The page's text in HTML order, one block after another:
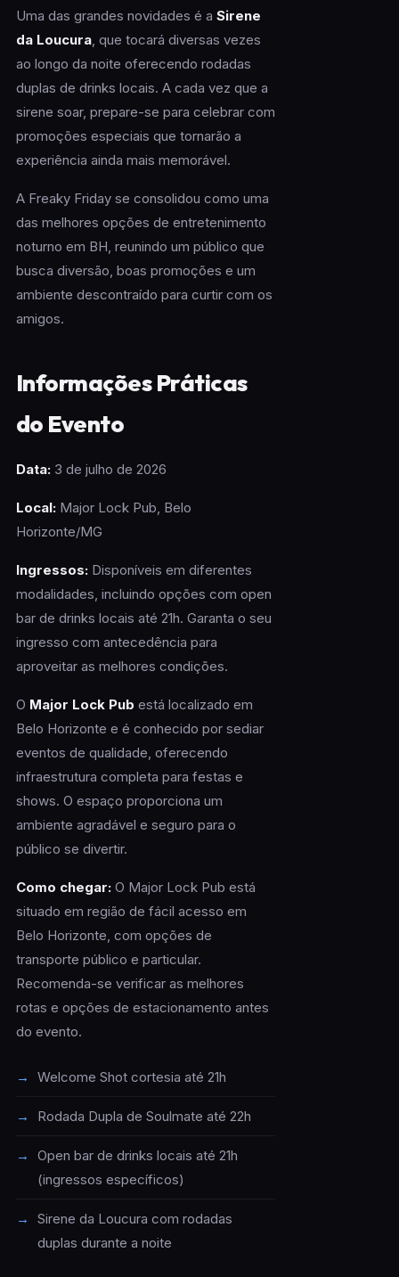
Uma das grandes novidades é a Sirene
da Loucura, que tocará diversas vezes
ao longo da noite oferecendo rodadas
duplas de drinks locais. A cada vez que a
sirene soar, prepare-se para celebrar com
promoções especiais que tornarão a
experiência ainda mais memorável.
A Freaky Friday se consolidou como uma
das melhores opções de entretenimento
noturno em BH, reunindo um público que
busca diversão, boas promoções e um
ambiente descontraído para curtir com os
amigos.
Informações Práticas
do Evento
Data:3 de julho de 2026
Local:Major Lock Pub, Belo
Horizonte/MG
Ingressos:Disponíveis em diferentes
modalidades, incluindo opções com open
bar de drinks locais até 21h. Garanta o seu
ingresso com antecedência para
aproveitar as melhores condições.
O Major Lock Pub está localizado em
Belo Horizonte e é conhecido por sediar
eventos de qualidade, oferecendo
infraestrutura completa para festas e
shows. O espaço proporciona um
ambiente agradável e seguro para o
público se divertir.
Como chegar:O Major Lock Pub está
situado em região de fácil acesso em
Belo Horizonte, com opções de
transporte público e particular.
Recomenda-se verificar as melhores
rotas e opções de estacionamento antes
do evento.
Welcome Shot cortesia até 21h
Rodada Dupla de Soulmate até 22h
Open bar de drinks locais até 21h
(ingressos específicos)
Sirene da Loucura com rodadas
duplas durante a noite